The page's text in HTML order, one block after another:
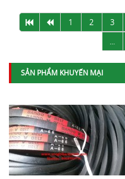
1 2 3
...
SẢN PHẨM KHUYẾN MẠI